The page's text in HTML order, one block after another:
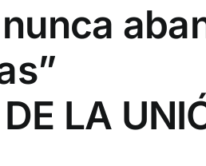
LA